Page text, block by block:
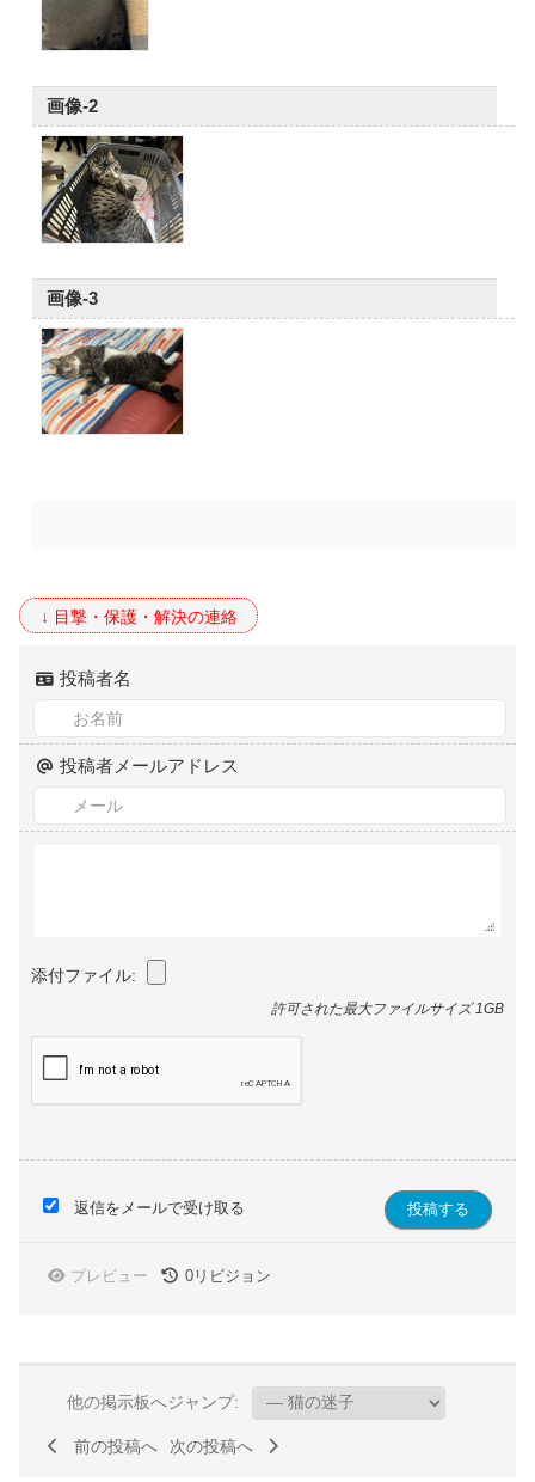
画像-2
画像-3
投稿者名
投稿者メールアドレス
添付ファイル:
許可された最大ファイルサイズ 1GB
返信をメールで受け取る
プレビュー 0リビジョン
他の掲示板へジャンプ:
前の投稿へ 次の投稿へ